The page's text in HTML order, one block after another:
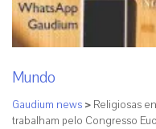
Mundo
Gaudium news > Religiosas
trabalham pelo Congresso